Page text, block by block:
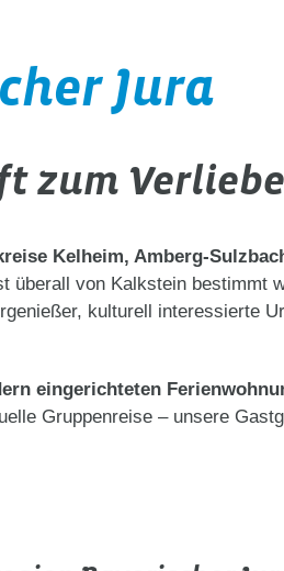
Jura
zum
Kelheim, Amberg-
überall von Kalkstein bestimmt
kulturell interessierte
eingerichteten
Gruppenreise – unsere